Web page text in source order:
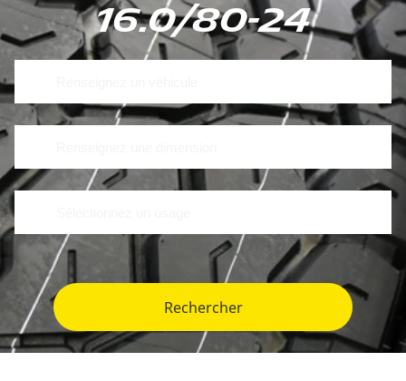
16.0/80-24
Rechercher